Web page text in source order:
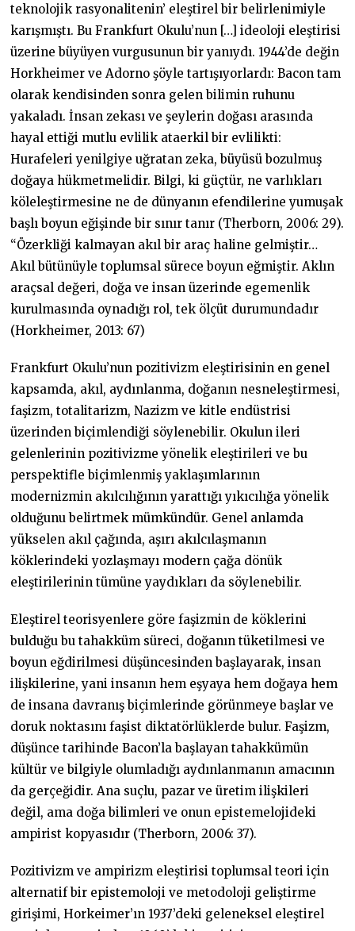
teknolojik rasyonalitenin’ eleştirel bir belirlenimiyle
karışmıştı. Bu Frankfurt Okulu’nun […] ideoloji eleştirisi
üzerine büyüyen vurgusunun bir yanıydı. 1944’de değin
Horkheimer ve Adorno şöyle tartışıyorlardı: Bacon tam
olarak kendisinden sonra gelen bilimin ruhunu
yakaladı. İnsan zekası ve şeylerin doğası arasında
hayal ettiği mutlu evlilik ataerkil bir evlilikti:
Hurafeleri yenilgiye uğratan zeka, büyüsü bozulmuş
doğaya hükmetmelidir. Bilgi, ki güçtür, ne varlıkları
köleleştirmesine ne de dünyanın efendilerine yumuşak
başlı boyun eğişinde bir sınır tanır (Therborn, 2006: 29).
“Özerkliği kalmayan akıl bir araç haline gelmiştir…
Akıl bütünüyle toplumsal sürece boyun eğmiştir. Aklın
araçsal değeri, doğa ve insan üzerinde egemenlik
kurulmasında oynadığı rol, tek ölçüt durumundadır
(Horkheimer, 2013: 67)
Frankfurt Okulu’nun pozitivizm eleştirisinin en genel
kapsamda, akıl, aydınlanma, doğanın nesneleştirmesi,
faşizm, totalitarizm, Nazizm ve kitle endüstrisi
üzerinden biçimlendiği söylenebilir. Okulun ileri
gelenlerinin pozitivizme yönelik eleştirileri ve bu
perspektifle biçimlenmiş yaklaşımlarının
modernizmin akılcılığının yarattığı yıkıcılığa yönelik
olduğunu belirtmek mümkündür. Genel anlamda
yükselen akıl çağında, aşırı akılcılaşmanın
köklerindeki yozlaşmayı modern çağa dönük
eleştirilerinin tümüne yaydıkları da söylenebilir.
Eleştirel teorisyenlere göre faşizmin de köklerini
bulduğu bu tahakküm süreci, doğanın tüketilmesi ve
boyun eğdirilmesi düşüncesinden başlayarak, insan
ilişkilerine, yani insanın hem eşyaya hem doğaya hem
de insana davranış biçimlerinde görünmeye başlar ve
doruk noktasını faşist diktatörlüklerde bulur. Faşizm,
düşünce tarihinde Bacon’la başlayan tahakkümün
kültür ve bilgiyle olumladığı aydınlanmanın amacının
da gerçeğidir. Ana suçlu, pazar ve üretim ilişkileri
değil, ama doğa bilimleri ve onun epistemelojideki
ampirist kopyasıdır (Therborn, 2006: 37).
Pozitivizm ve ampirizm eleştirisi toplumsal teori için
alternatif bir epistemoloji ve metodoloji geliştirme
girişimi, Horkeimer’ın 1937’deki geleneksel eleştirel